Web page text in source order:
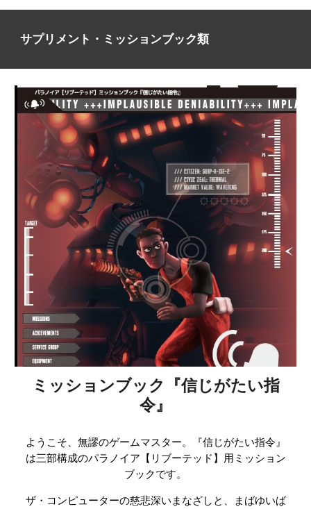
サプリメント・ミッションブック類
ミッションブック『信じがたい指
令』
ようこそ、無謬のゲームマスター。『信じがたい指令』
は三部構成のパラノイア【リブーテッド】用ミッション
ブックです。
ザ・コンピューターの慈悲深いまなざしと、まばゆいば